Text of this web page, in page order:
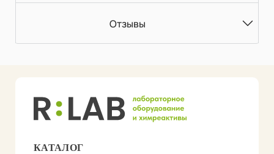
Отзывы
КАТАЛОГ